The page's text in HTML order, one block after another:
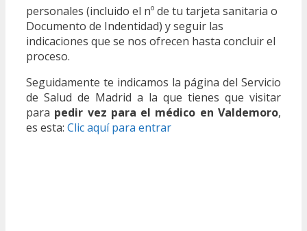
personales (incluido el nº de tu tarjeta sanitaria o
Documento de Indentidad) y seguir las
indicaciones que se nos ofrecen hasta concluir el
proceso.
Seguidamente te indicamos la página del Servicio
de Salud de Madrid a la que tienes que visitar
para pedir vez para el médico en Valdemoro,
es esta: Clic aquí para entrar